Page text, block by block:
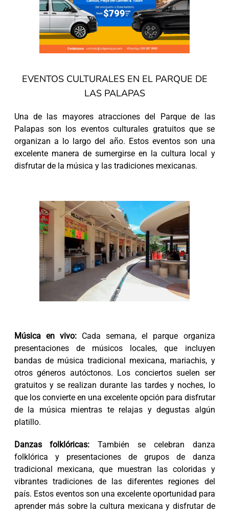
EVENTOS CULTURALES EN EL PARQUE DE
LAS PALAPAS
Una de las mayores atracciones del Parque de las
Palapas son los eventos culturales gratuitos que se
organizan a lo largo del año. Estos eventos son una
excelente manera de sumergirse en la cultura local y
disfrutar de la música y las tradiciones mexicanas.
Música en vivo:Cada semana, el parque organiza
presentaciones de músicos locales, que incluyen
bandas de música tradicional mexicana, mariachis, y
otros géneros autóctonos. Los conciertos suelen ser
gratuitos y se realizan durante las tardes y noches, lo
que los convierte en una excelente opción para disfrutar
de la música mientras te relajas y degustas algún
platillo.
Danzas folklóricas: También se celebran danza
folklórica y presentaciones de grupos de danza
tradicional mexicana, que muestran las coloridas y
vibrantes tradiciones de las diferentes regiones del
país. Estos eventos son una excelente oportunidad para
aprender más sobre la cultura mexicana y disfrutar de